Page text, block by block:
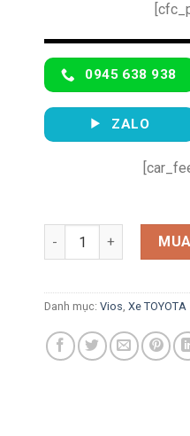
0945 638 938
ZALO
Vios 1.5E MT số lượng
Danh mục:Vios ,Xe TOYOTA